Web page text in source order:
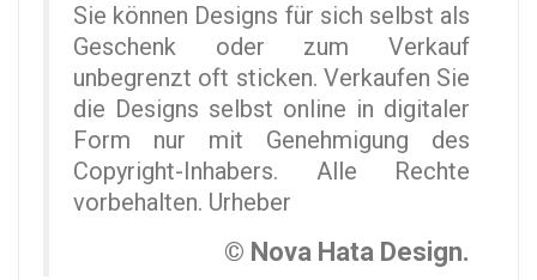
Sie können Designs für sich selbst als
Geschenk oder zum Verkauf
unbegrenzt oft sticken. Verkaufen Sie
die Designs selbst online in digitaler
Form nur mit Genehmigung des
Copyright-Inhabers. Alle Rechte
vorbehalten. Urheber
© Nova Hata Design.